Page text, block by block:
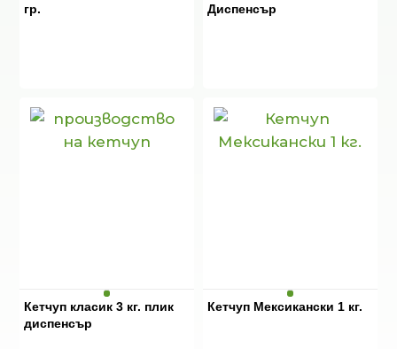
гр.
Диспенсър
Кетчуп класик 3 кг. плик
диспенсър
Кетчуп Мексикански 1 кг.